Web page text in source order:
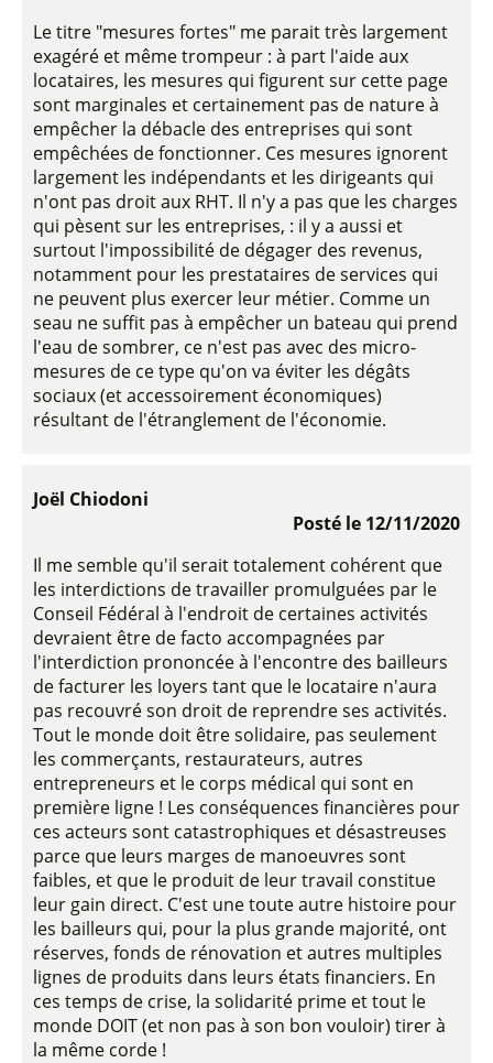
Le titre "mesures fortes" me parait très largement
exagéré et même trompeur : à part l'aide aux
locataires, les mesures qui figurent sur cette page
sont marginales et certainement pas de nature à
empêcher la débacle des entreprises qui sont
empêchées de fonctionner. Ces mesures ignorent
largement les indépendants et les dirigeants qui
n'ont pas droit aux RHT. Il n'y a pas que les charges
qui pèsent sur les entreprises, : il y a aussi et
surtout l'impossibilité de dégager des revenus,
notamment pour les prestataires de services qui
ne peuvent plus exercer leur métier. Comme un
seau ne suffit pas à empêcher un bateau qui prend
l'eau de sombrer, ce n'est pas avec des micro-
mesures de ce type qu'on va éviter les dégâts
sociaux (et accessoirement économiques)
résultant de l'étranglement de l'économie.
Joël Chiodoni
Posté le 12/11/2020
Il me semble qu'il serait totalement cohérent que
les interdictions de travailler promulguées par le
Conseil Fédéral à l'endroit de certaines activités
devraient être de facto accompagnées par
l'interdiction prononcée à l'encontre des bailleurs
de facturer les loyers tant que le locataire n'aura
pas recouvré son droit de reprendre ses activités.
Tout le monde doit être solidaire, pas seulement
les commerçants, restaurateurs, autres
entrepreneurs et le corps médical qui sont en
première ligne ! Les conséquences financières pour
ces acteurs sont catastrophiques et désastreuses
parce que leurs marges de manoeuvres sont
faibles, et que le produit de leur travail constitue
leur gain direct. C'est une toute autre histoire pour
les bailleurs qui, pour la plus grande majorité, ont
réserves, fonds de rénovation et autres multiples
lignes de produits dans leurs états financiers. En
ces temps de crise, la solidarité prime et tout le
monde DOIT (et non pas à son bon vouloir) tirer à
la même corde !